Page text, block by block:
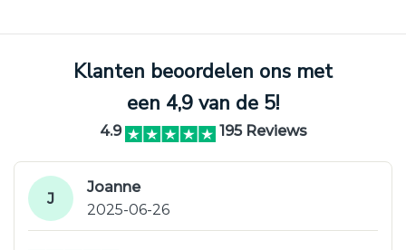
Klanten beoordelen ons met
een 4,9 van de 5!
4.9 195 Reviews
J
Joanne
2025-06-26